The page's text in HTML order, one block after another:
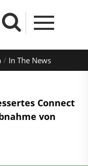
In The News
Connect
von